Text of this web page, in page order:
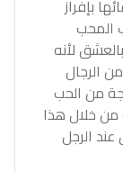
بإفراز
المحب
لأنه
الرجال
من الحب
خلال هذا
الرجل